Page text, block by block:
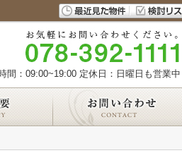
間：09:00~19:00 定休日：日曜日も営業中